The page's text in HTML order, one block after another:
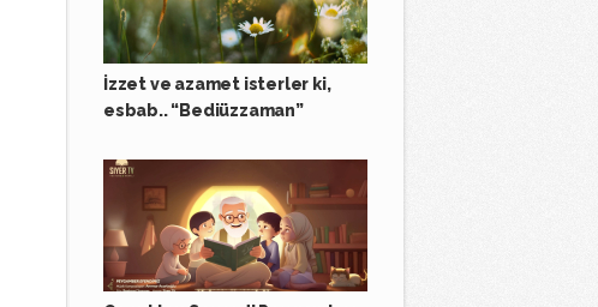
İzzet ve azamet isterler ki,
esbab.. “Bediüzzaman”